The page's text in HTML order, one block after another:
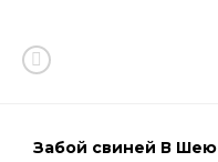
Забой свиней В Шею